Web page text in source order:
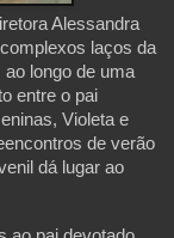
Alessandra
laços da
longo de uma
entre o pai
Violeta e
de verão
dá lugar ao